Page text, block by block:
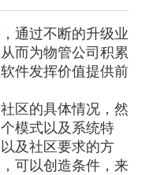
通过不断的升级业
而为物管公司积累
件发挥价值提供前
区的具体情况，然
模式以及系统特
及社区要求的方
可以创造条件，来